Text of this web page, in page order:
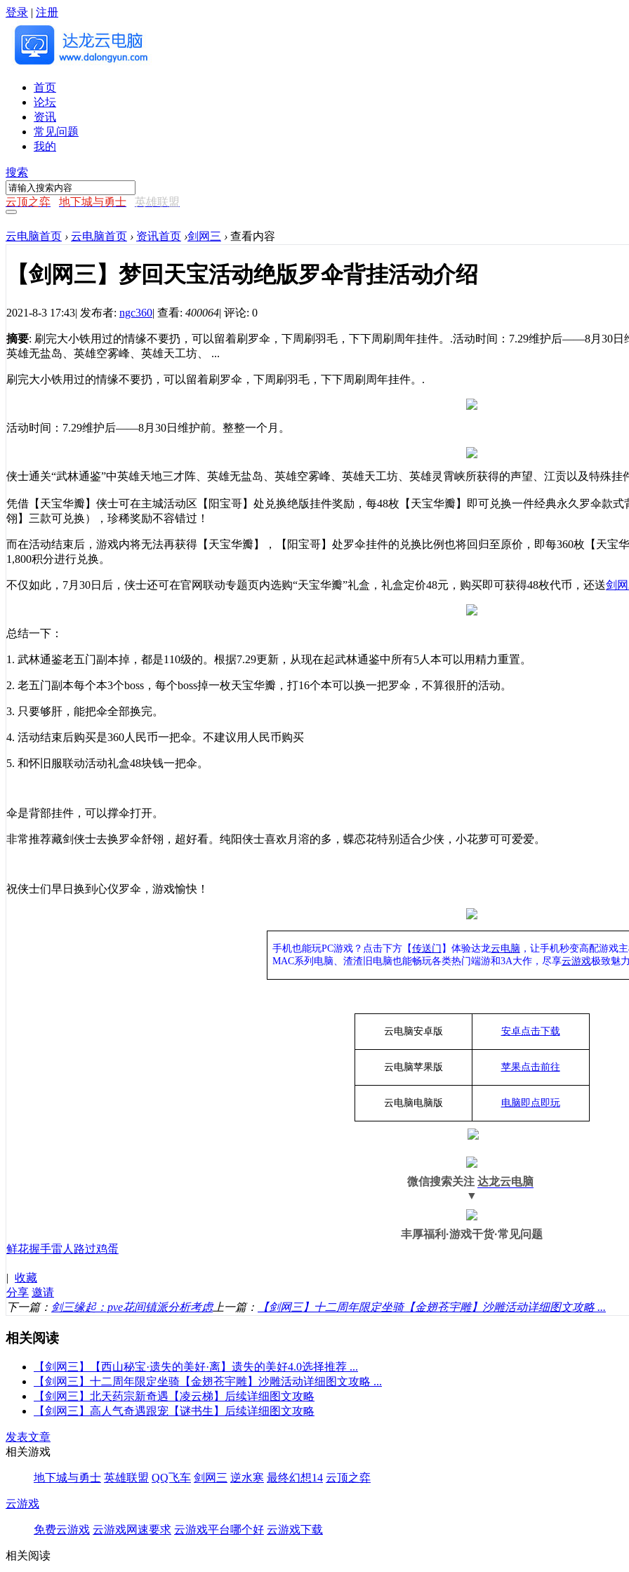
登录 | 注册
首页
论坛
资讯
常见问题
我的
搜索
云顶之弈 地下城与勇士 英雄联盟
云电脑首页 › 云电脑首页 › 资讯首页 ›剑网三 › 查看内容
【剑网三】梦回天宝活动绝版罗伞背挂活动介绍
2021-8-3 17:43| 发布者: ngc360| 查看: 400064| 评论: 0
摘要: 刷完大小铁用过的情缘不要扔，可以留着刷罗伞，下周刷羽毛，下下周刷周年挂件。.活动时间：7.29维护后——8月30日
英雄无盐岛、英雄空雾峰、英雄天工坊、 ...
刷完大小铁用过的情缘不要扔，可以留着刷罗伞，下周刷羽毛，下下周刷周年挂件。.
活动时间： 7.29维护后——8月30日维护前。整整一个月。
侠士通关“武林通鉴”中英雄天地三才阵、英雄无盐岛、英雄空雾峰、英雄天工坊、英雄灵霄峡所获得的声望、江贡以及特殊
凭借【天宝华瓣】侠士可在主城活动区【阳宝哥】处兑换绝版挂件奖励，每48枚【天宝华瓣】即可兑换一件经典永久罗伞款式
翎】三款可兑换），珍稀奖励不容错过！
而在活动结束后，游戏内将无法再获得【天宝华瓣】，【阳宝哥】处罗伞挂件的兑换比例也将回归至原价，即每360枚【天宝
1,800积分进行兑换。
不仅如此， 7月30日后，侠士还可在官网联动专题页内选购“天宝华瓣”礼盒，礼盒定价48元，购买即可获得48枚代币，还送剑
总结一下：
1. 武林通鉴老五门副本掉，都是110级的。根据7.29更新，从现在起武林通鉴中所有5人本可以用精力重置。
2. 老五门副本每个本3个boss，每个boss掉一枚天宝华瓣 ，打16个本可以换一把罗伞，不算很肝的活动。
3. 只要够肝，能把伞全部换完。
4. 活动结束后购买是360人民币一把伞。不建议用人民币购买
5. 和怀旧服联动活动礼盒48块钱一把伞。
伞是背部挂件，可以撑伞打开。
非常推荐藏剑侠士去换罗伞舒翎，超好看。纯阳侠士喜欢月溶的多，蝶恋花特别适合少侠，小花萝可可爱爱。
祝侠士们早日换到心仪罗伞，游戏愉快！
手机也能玩PC游戏？点击下方【传送门 】 体验达龙云电脑 ，让手机秒变高配游戏
MAC系列电脑、 渣渣旧电脑也能畅玩各类热门端游和3A大作， 尽享云游戏极致魅
云电脑安卓版 安卓点击下载
云电脑苹果版 苹果点击前往
云电脑电脑版 电脑即点即玩
微信搜索关注 达龙云电脑
▼
丰厚福利 ·游戏干货·常见问题
鲜花握手雷人 路过鸡蛋
| 收藏
分享 邀请
下一篇： 剑三缘起：pve花间镇派分析考虑上一篇： 【剑网三】十二周年限定坐骑【金翅苍宇雕】沙雕活动详细图文攻略 ...
相关阅读
【剑网三】【西山秘宝·遗失的美好·离】遗失的美好4.0选择推荐 ...
【剑网三】十二周年限定坐骑【金翅苍宇雕】沙雕活动详细图文攻略 ...
【剑网三】北天药宗新奇遇【凌云梯】后续详细图文攻略
【剑网三】高人气奇遇跟宠【谜书生】后续详细图文攻略
发表文章
相关游戏
地下城与勇士 英雄联盟 QQ飞车 剑网三 逆水寒 最终幻想14 云顶之弈
云游戏
免费云游戏 云游戏网速要求 云游戏平台哪个好 云游戏下载
相关阅读